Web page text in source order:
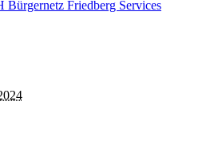
Friedberg Services